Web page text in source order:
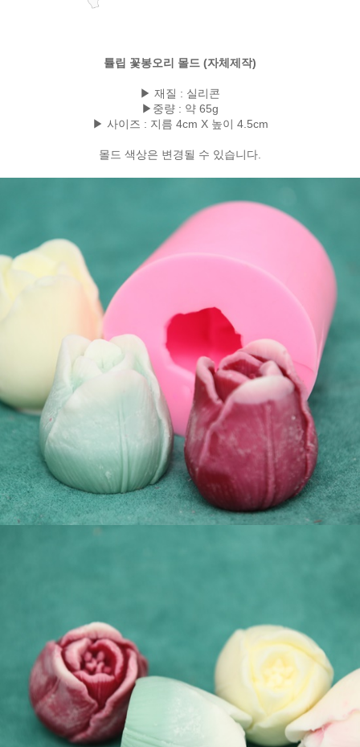
튤립 꽃봉오리 몰드 (자체제작)
▶ 재질 : 실리콘
▶중량 : 약 65g
▶ 사이즈 : 지름 4cm X 높이 4.5cm
몰드 색상은 변경될 수 있습니다.